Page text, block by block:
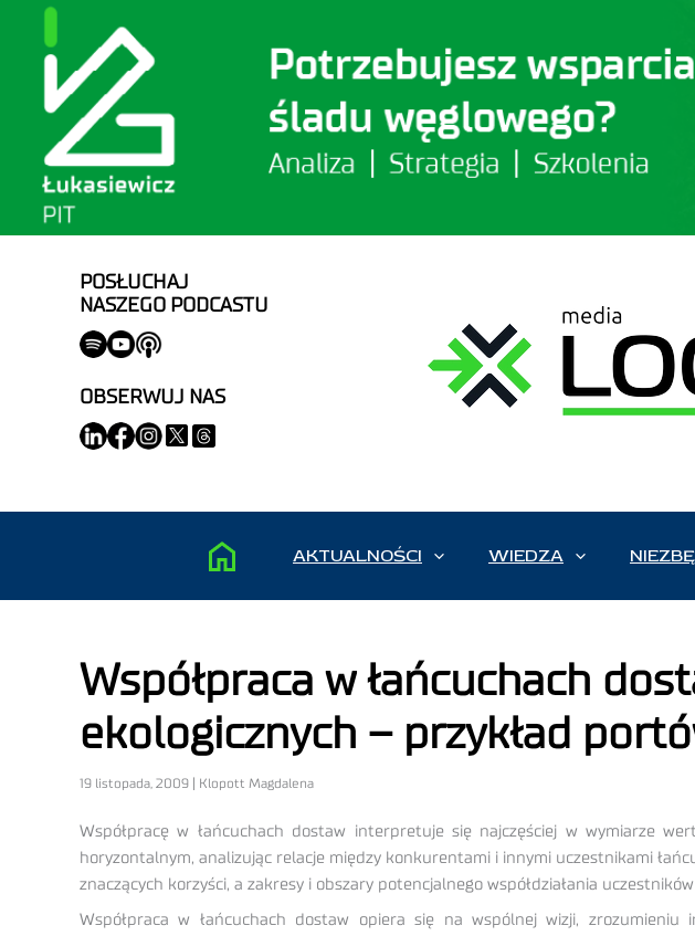
POSŁUCHAJ
NASZEGO PODCASTU
OBSERWUJ NAS
AKTUALNOŚCI WIEDZA
Współpraca w łańcuchach
ekologicznych – przykład
19 listopada, 2009 | Klopott Magdalena
Współpracę w łańcuchach dostaw interpretuje się najczęściej w wymiarze
horyzontalnym, analizując relacje między konkurentami i innymi uczestnikami
znaczących korzyści, a zakresy i obszary potencjalnego współdziałania
Współpraca w łańcuchach dostaw opiera się na wspólnej wizji,